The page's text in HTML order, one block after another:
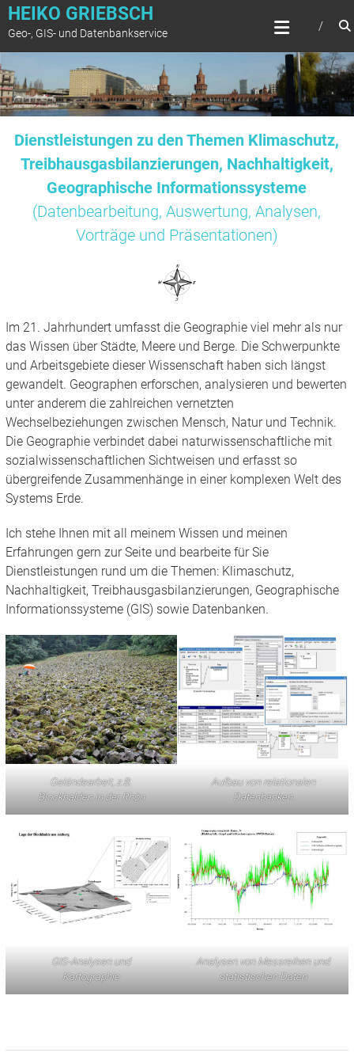
Zum
springen
HEIKO GRIEBSCH
Geo-, GIS- und Datenbankservice
Dienstleistungen zu den Themen Klimaschutz,
Treibhausgasbilanzierungen, Nachhaltigkeit,
Geographische Informationssysteme
(Datenbearbeitung, Auswertung, Analysen,
Vorträge und Präsentationen)
Im 21. Jahrhundert umfasst die Geographie viel mehr als nur
das Wissen über Städte, Meere und Berge. Die Schwerpunkte
und Arbeitsgebiete dieser Wissenschaft haben sich längst
gewandelt. Geographen erforschen, analysieren und bewerten
unter anderem die zahlreichen vernetzten
Wechselbeziehungen zwischen Mensch, Natur und Technik.
Die Geographie verbindet dabei naturwissenschaftliche mit
sozialwissenschaftlichen Sichtweisen und erfasst so
übergreifende Zusammenhänge in einer komplexen Welt des
Systems Erde.
Ich stehe Ihnen mit all meinem Wissen und meinen
Erfahrungen gern zur Seite und bearbeite für Sie
Dienstleistungen rund um die Themen: Klimaschutz,
Nachhaltigkeit, Treibhausgasbilanzierungen, Geographische
Informationssysteme (GIS) sowie Datenbanken.
Geländearbeit, z.B.
Blockhalden in der Rhön
Aufbau von relationalen
Datenbanken
GIS-Analysen und
Kartographie
Analysen von Messreihen und
statistischen Daten